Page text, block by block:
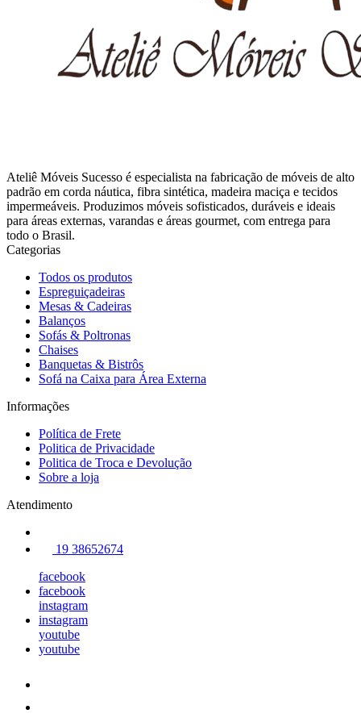
Ateliê Móveis Sucesso é especialista na fabricação de móveis de alto
padrão em corda náutica, fibra sintética, madeira maciça e tecidos
impermeáveis. Produzimos móveis sofisticados, duráveis e ideais
para áreas externas, varandas e áreas gourmet, com entrega para
todo o Brasil.
Categorias
Todos os produtos
Espreguiçadeiras
Mesas & Cadeiras
Balanços
Sofás & Poltronas
Chaises
Banquetas & Bistrôs
Sofá na Caixa para Área Externa
Informações
Política de Frete
Politica de Privacidade
Politica de Troca e Devolução
Sobre a loja
Atendimento
19 38652674
facebook
facebook
instagram
instagram
youtube
youtube